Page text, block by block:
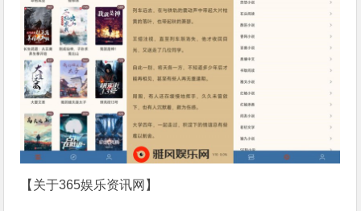
【关于365娱乐资讯网】